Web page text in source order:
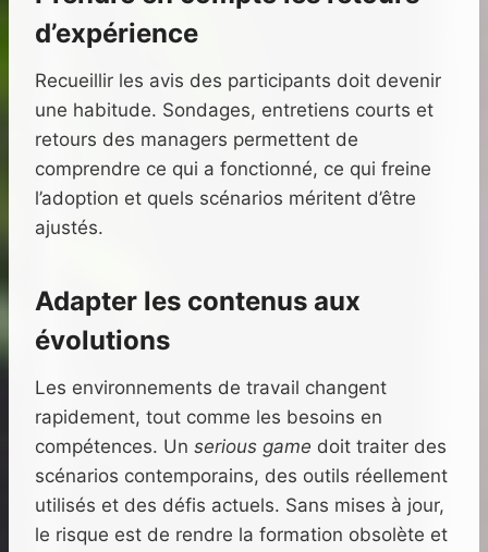
d’expérience
Recueillir les avis des participants doit devenir
une habitude. Sondages, entretiens courts et
retours des managers permettent de
comprendre ce qui a fonctionné, ce qui freine
l’adoption et quels scénarios méritent d’être
ajustés.
Adapter les contenus aux
évolutions
Les environnements de travail changent
rapidement, tout comme les besoins en
compétences. Un serious game doit traiter des
scénarios contemporains, des outils réellement
utilisés et des défis actuels. Sans mises à jour,
le risque est de rendre la formation obsolète et